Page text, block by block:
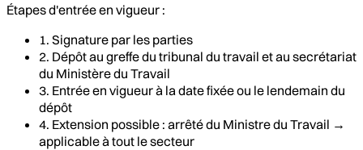
Étapes d'entrée en vigueur :
1. Signature par les parties
2. Dépôt au greffe du tribunal du travail et au secrétariat
du Ministère du Travail
3. Entrée en vigueur à la date fixée ou le lendemain du
dépôt
4. Extension possible : arrêté du Ministre du Travail →
applicable à tout le secteur